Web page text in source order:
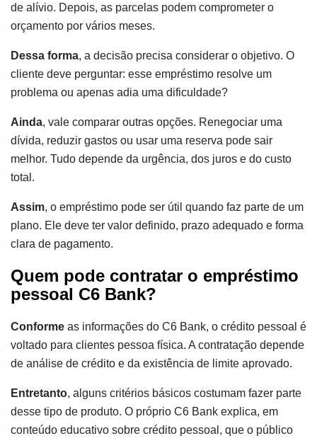
de alívio. Depois, as parcelas podem comprometer o
orçamento por vários meses.
Dessa forma, a decisão precisa considerar o objetivo. O
cliente deve perguntar: esse empréstimo resolve um
problema ou apenas adia uma dificuldade?
Ainda, vale comparar outras opções. Renegociar uma
dívida, reduzir gastos ou usar uma reserva pode sair
melhor. Tudo depende da urgência, dos juros e do custo
total.
Assim, o empréstimo pode ser útil quando faz parte de um
plano. Ele deve ter valor definido, prazo adequado e forma
clara de pagamento.
Quem pode contratar o empréstimo
pessoal C6 Bank?
Conforme as informações do C6 Bank, o crédito pessoal é
voltado para clientes pessoa física. A contratação depende
de análise de crédito e da existência de limite aprovado.
Entretanto, alguns critérios básicos costumam fazer parte
desse tipo de produto. O próprio C6 Bank explica, em
conteúdo educativo sobre crédito pessoal, que o público